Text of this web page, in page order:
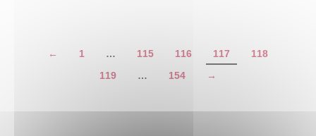
← 1 … 115 116 117
118
119
… 154 →